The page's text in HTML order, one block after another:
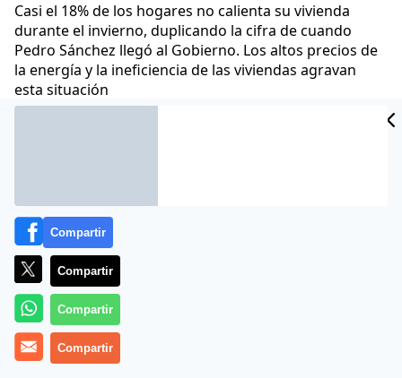
Casi el 18% de los hogares no calienta su vivienda
durante el invierno, duplicando la cifra de cuando
Pedro Sánchez llegó al Gobierno. Los altos precios de
la energía y la ineficiencia de las viviendas agravan
esta situación
Compartir
Compartir
Compartir
Compartir